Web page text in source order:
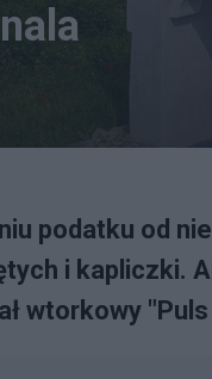
podatku od
i kapliczki.
wtorkowy